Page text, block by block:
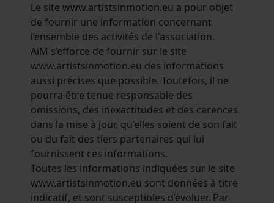
Le site www.artistsinmotion.eu a pour objet
de fournir une information concernant
l’ensemble des activités de l'association.
AiM s’efforce de fournir sur le site
www.artistsinmotion.eu des informations
aussi précises que possible. Toutefois, il ne
pourra être tenue responsable des
omissions, des inexactitudes et des carences
dans la mise à jour, qu’elles soient de son fait
ou du fait des tiers partenaires qui lui
fournissent ces informations.
Toutes les informations indiquées sur le site
www.artistsinmotion.eu sont données à titre
indicatif, et sont susceptibles d’évoluer. Par